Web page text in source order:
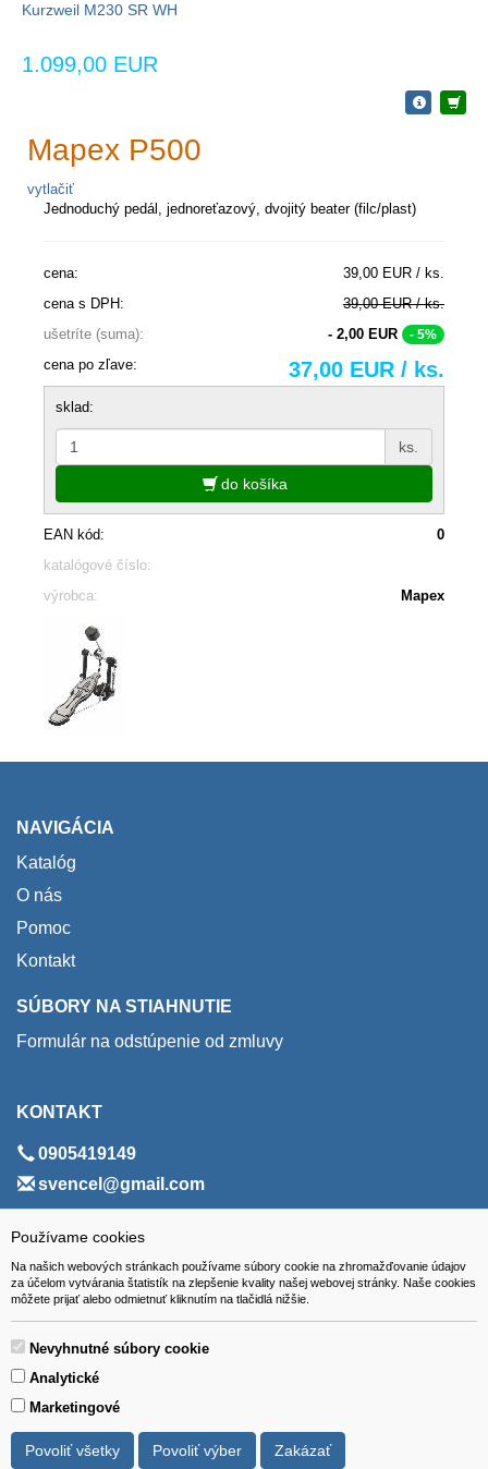
Používame cookies
Na našich webových stránkach používame súbory cookie na zhromažďovanie údajov
za účelom vytvárania štatistík na zlepšenie kvality našej webovej stránky. Naše cookies
môžete prijať alebo odmietnuť kliknutím na tlačidlá nižšie.
Nevyhnutné súbory cookie
Analytické
Marketingové
Povoliť všetky Povoliť výber Zakázať
Kurzweil M230 SR WH
1.099,00 EUR
Mapex P500
vytlačiť
Jednoduchý pedál, jednoreťazový, dvojitý beater (filc/plast)
cena:
39,00 EUR / ks.
cena s DPH:
39,00 EUR / ks.
ušetríte (suma):
- 2,00 EUR - 5%
cena po zľave: 37,00 EUR / ks.
sklad:
ks.
do košíka
EAN kód:
0
katalógové číslo:
výrobca:
Mapex
NAVIGÁCIA
Katalóg
O nás
Pomoc
Kontakt
SÚBORY NA STIAHNUTIE
Formulár na odstúpenie od zmluvy
KONTAKT
0905419149
svencel@gmail.com
ADRESA
VEST - tech s.r.o.
Hviezdoslavova 280/6, 965 01 Žiar nad Hronom
Slovakia (Slovak Republic)
Všetky ceny sú uvádzané vrátane DPH.